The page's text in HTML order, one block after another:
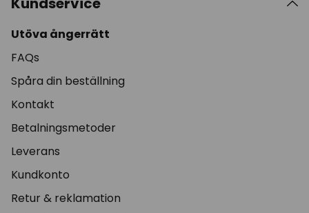
Utöva ångerrätt
FAQs
Spåra din beställning
Kontakt
Betalningsmetoder
Leverans
Kundkonto
Retur & reklamation